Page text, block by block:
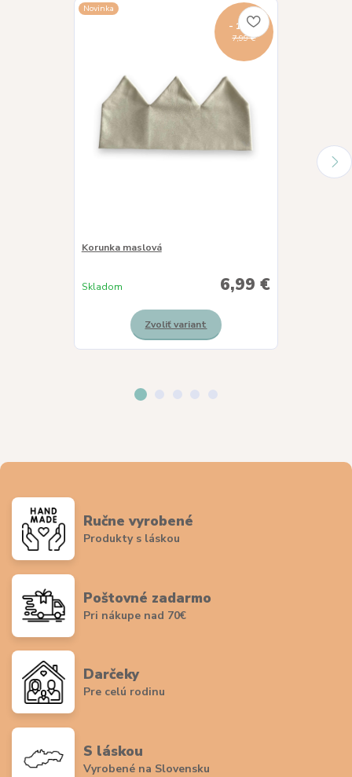
Novinka
7,99 €
- 13 %
Korunka maslová
6,99 €
Skladom
Zvoliť variant
Ručne vyrobené
Produkty s láskou
Poštovné zadarmo
Pri nákupe nad 70€
Darčeky
Pre celú rodinu
S láskou
Vyrobené na Slovensku